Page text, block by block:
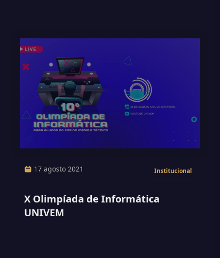
17 agosto 2021 Institucional
X Olimpíada de Informática
UNIVEM